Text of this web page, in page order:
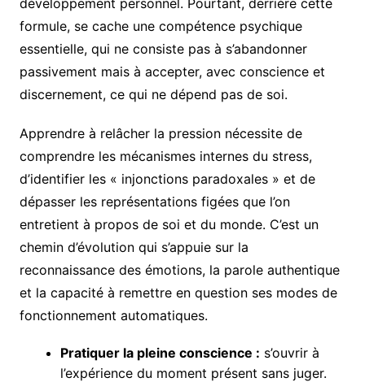
formule, se cache une compétence psychique
essentielle, qui ne consiste pas à s’abandonner
passivement mais à accepter, avec conscience et
discernement, ce qui ne dépend pas de soi.
Apprendre à relâcher la pression nécessite de
comprendre les mécanismes internes du stress,
d’identifier les « injonctions paradoxales » et de
dépasser les représentations figées que l’on
entretient à propos de soi et du monde. C’est un
chemin d’évolution qui s’appuie sur la
reconnaissance des émotions, la parole authentique
et la capacité à remettre en question ses modes de
fonctionnement automatiques.
Pratiquer la pleine conscience : s’ouvrir à
l’expérience du moment présent sans juger.